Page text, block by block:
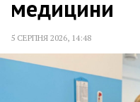
медицини
5 СЕРПНЯ 2026 14:48